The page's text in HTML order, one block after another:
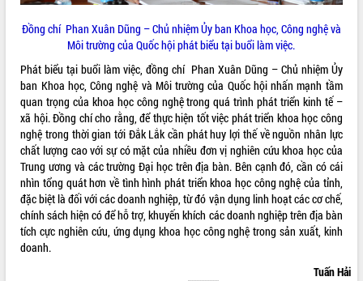
Nâng cao hiệu quả hoạt động của các
doanh nghiệp nhà nước
Hội nghị triển khai kết nối mạng
truyền số liệu chuyên dùng phục vụ cơ
quan Đảng, Nhà nước
Lễ phát động chuỗi hoạt động chung
tay làm sạch môi trường
Xã Ea Kar bước chuyển mình trong
công tác cải cách hành chính mô hình
mới
UBND tỉnh họp báo định kỳ tháng 4
năm 2026
Hội thảo khoa học “Giải pháp thúc đẩy
phát triển nền kinh tế xanh tại tỉnh
Đắk Lắk”
Đồng chí Phan Xuân Dũng – Chủ nhiệm Ủy ban Khoa học, Công nghệ và
Môi trường của Quốc hội phát biểu tại buổi làm việc.
Phát biểu tại buổi làm việc, đồng chí Phan Xuân Dũng – Chủ nhiệm Ủy
ban Khoa học, Công nghệ và Môi trường của Quốc hội nhấn mạnh tầm
quan trọng của khoa học công nghệ trong quá trình phát triển kinh tế –
xã hội. Đồng chí cho rằng, để thực hiện tốt việc phát triển khoa học công
nghệ trong thời gian tới Đắk Lắk cần phát huy lợi thế về nguồn nhân lực
chất lượng cao với sự có mặt của nhiều đơn vị nghiên cứu khoa học của
Trung ương và các trường Đại học trên địa bàn. Bên cạnh đó, cần có cái
nhìn tổng quát hơn về tình hình phát triển khoa học công nghệ của tỉnh,
đặc biệt là đối với các doanh nghiệp, từ đó vận dụng linh hoạt các cơ chế,
chính sách hiện có để hỗ trợ, khuyến khích các doanh nghiệp trên địa bàn
tích cực nghiên cứu, ứng dụng khoa học công nghệ trong sản xuất, kinh
doanh.
Tuấn Hải